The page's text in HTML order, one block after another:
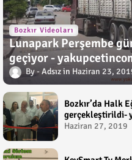
Bozkır Videoları
Lunapark Perşembe
geçiyor -
Adsız Haziran 23,
Bozkır’da Halk
gerçekleştirildi-
Haziran 27, 2019